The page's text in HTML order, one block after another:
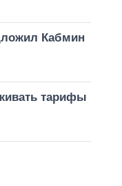
Кабмин
тарифы